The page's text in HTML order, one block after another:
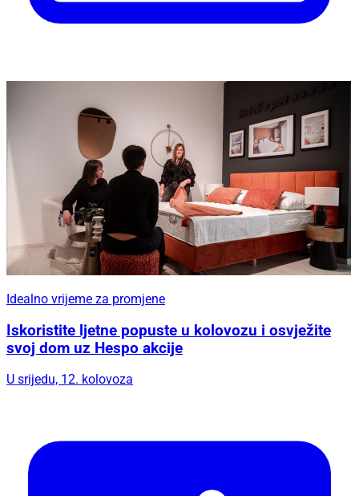
Idealno vrijeme za promjene
Iskoristite ljetne popuste u kolovozu i osvježite
svoj dom uz Hespo akcije
U srijedu, 12. kolovoza